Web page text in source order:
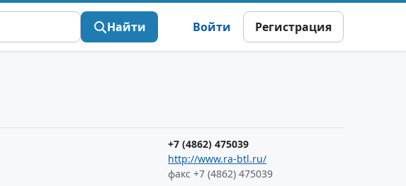
Найти Войти Регистрация
+7 (4862) 475039
http://www.ra-btl.ru/
факс +7 (4862) 475039